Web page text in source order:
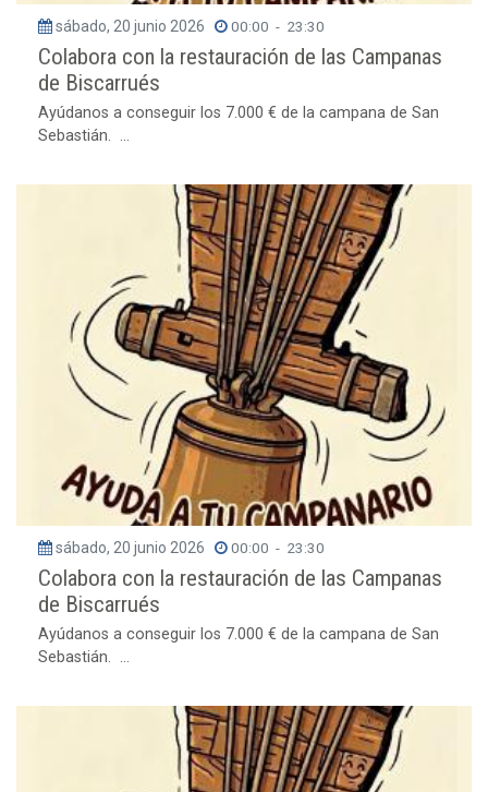
sábado, 20 junio 2026 00:00 - 23:30
Colabora con la restauración de las Campanas
de Biscarrués
Ayúdanos a conseguir los 7.000 € de la campana de San
Sebastián. ...
sábado, 20 junio 2026 00:00 - 23:30
Colabora con la restauración de las Campanas
de Biscarrués
Ayúdanos a conseguir los 7.000 € de la campana de San
Sebastián. ...